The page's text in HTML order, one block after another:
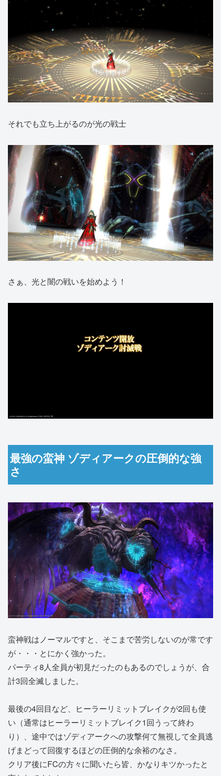
それでも立ち上がるのが光の戦士
さぁ、光と闇の戦いを始めよう！
最強の蛮神 ゾディアークの圧倒的な強
さ
蛮神戦はノーマルですと、そこまで苦労しないのが常です
が・・・とにかく強かった。
パーティ8人全員が初見だったのもあるのでしょうが、合
計3回全滅しました。
最後の4回目など、ヒーラーリミットブレイクが2回も使
い（通常はヒーラーリミットブレイク1回うって終わ
り）、途中ではゾディアークへの攻撃何て無視して全員逃
げまどって回復するほどの圧倒的な余裕のなさ。
クリア後にFCの方々に聞いたら皆、かなりキツかったと